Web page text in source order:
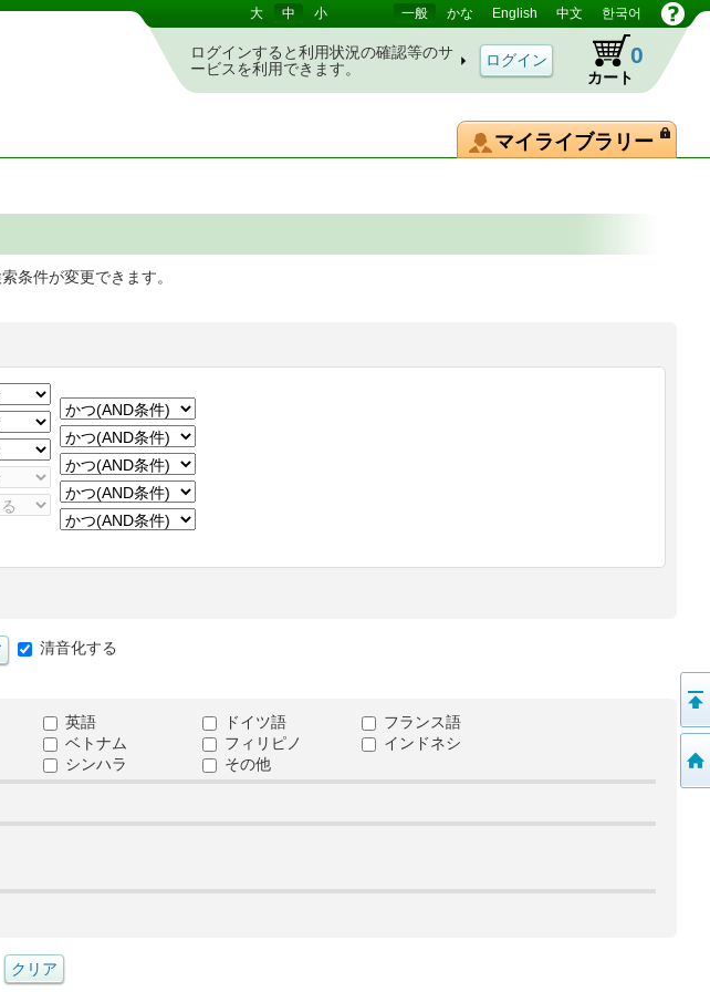
テム 大 中 小 一般 かな English 中文 한국어
ログインすると利用状況の確認等のサ
ービスを利用できます。
カート
0
マイライブラリー
条件が変更できます。
清音化する
英語 ドイツ語
フランス語
ベトナム フィリピノ
インドネシ
シンハラ その他